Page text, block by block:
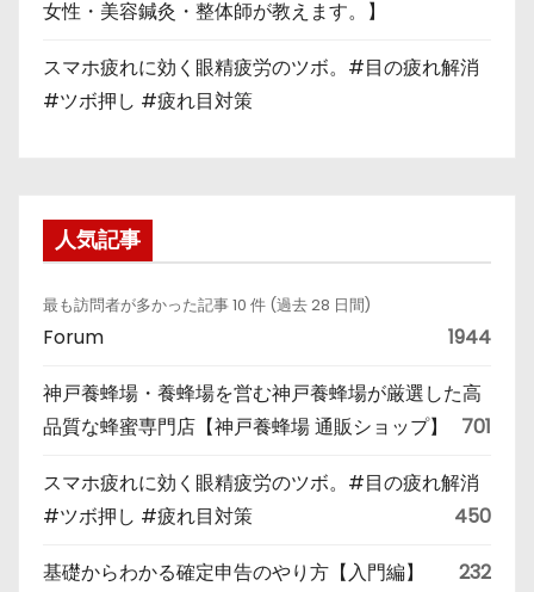
女性・美容鍼灸・整体師が教えます。】
スマホ疲れに効く眼精疲労のツボ。#目の疲れ解消
#ツボ押し #疲れ目対策
人気記事
最も訪問者が多かった記事 10 件 (過去 28 日間)
Forum 1944
神戸養蜂場・養蜂場を営む神戸養蜂場が厳選した高
品質な蜂蜜専門店【神戸養蜂場 通販ショップ】
701
スマホ疲れに効く眼精疲労のツボ。#目の疲れ解消
#ツボ押し #疲れ目対策
450
基礎からわかる確定申告のやり方【入門編】 232